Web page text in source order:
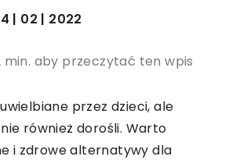
| 02 | 2022
min. aby przeczytać ten wpis
przez dzieci, ale
również dorośli. Warto
i zdrowe alternatywy dla